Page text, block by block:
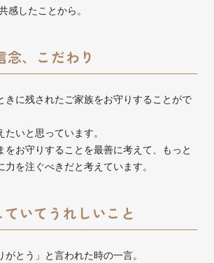
感したことから。
念、こだわり
きに残されたご家族をお守りすることがで
いと思っています。
をお守りすることを最善に考えて、もっと
力を注ぐべきだと考えています。
いてうれしいこと
がとう」と言われた時の一言。